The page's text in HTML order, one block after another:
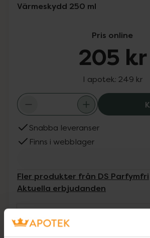
Värmeskydd 250 ml
Pris online
205 kr
I apotek: 249 kr
Snabba leveranser
Finns i webblager
Fler produkter från DS Parfymfri
Aktuella erbjudanden
Beskrivning